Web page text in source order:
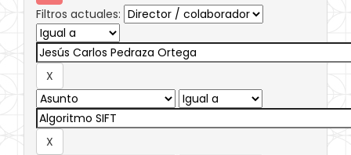
Filtros actuales: